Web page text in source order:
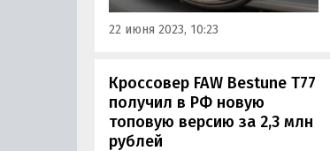
начале 2025-го, пишут…
22 июня 2023, 10:23
Кроссовер FAW Bestune T77
получил в РФ новую
топовую версию за 2,3 млн
рублей